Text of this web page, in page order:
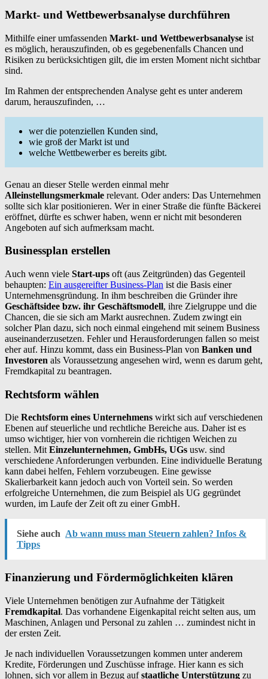
Markt- und Wettbewerbsanalyse durchführen
Mithilfe einer umfassenden Markt- und Wettbewerbsanalyse ist
es möglich, herauszufinden, ob es gegebenenfalls Chancen und
Risiken zu berücksichtigen gilt, die im ersten Moment nicht sichtbar
sind.
Im Rahmen der entsprechenden Analyse geht es unter anderem
darum, herauszufinden, …
wer die potenziellen Kunden sind,
wie groß der Markt ist und
welche Wettbewerber es bereits gibt.
Genau an dieser Stelle werden einmal mehr
Alleinstellungsmerkmale relevant. Oder anders: Das Unternehmen
sollte sich klar positionieren. Wer in einer Straße die fünfte Bäckerei
eröffnet, dürfte es schwer haben, wenn er nicht mit besonderen
Angeboten auf sich aufmerksam macht.
Businessplan erstellen
Auch wenn viele Start-ups oft (aus Zeitgründen) das Gegenteil
behaupten: Ein ausgereifter Business-Plan ist die Basis einer
Unternehmensgründung. In ihm beschreiben die Gründer ihre
Geschäftsidee bzw. ihr Geschäftsmodell, ihre Zielgruppe und die
Chancen, die sie sich am Markt ausrechnen. Zudem zwingt ein
solcher Plan dazu, sich noch einmal eingehend mit seinem Business
auseinanderzusetzen. Fehler und Herausforderungen fallen so meist
eher auf. Hinzu kommt, dass ein Business-Plan von Banken und
Investoren als Voraussetzung angesehen wird, wenn es darum geht,
Fremdkapital zu beantragen.
Rechtsform wählen
Die Rechtsform eines Unternehmens wirkt sich auf verschiedenen
Ebenen auf steuerliche und rechtliche Bereiche aus. Daher ist es
umso wichtiger, hier von vornherein die richtigen Weichen zu
stellen. Mit Einzelunternehmen, GmbHs, UGs usw. sind
verschiedene Anforderungen verbunden. Eine individuelle Beratung
kann dabei helfen, Fehlern vorzubeugen. Eine gewisse
Skalierbarkeit kann jedoch auch von Vorteil sein. So werden
erfolgreiche Unternehmen, die zum Beispiel als UG gegründet
wurden, im Laufe der Zeit oft zu einer GmbH.
Siehe auch Ab wann muss man Steuern zahlen? Infos &
Tipps
Finanzierung und Fördermöglichkeiten klären
Viele Unternehmen benötigen zur Aufnahme der Tätigkeit
Fremdkapital. Das vorhandene Eigenkapital reicht selten aus, um
Maschinen, Anlagen und Personal zu zahlen … zumindest nicht in
der ersten Zeit.
Je nach individuellen Voraussetzungen kommen unter anderem
Kredite, Förderungen und Zuschüsse infrage. Hier kann es sich
lohnen, sich vor allem in Bezug aufstaatliche Unterstützung zu